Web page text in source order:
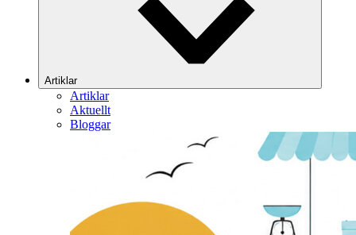
Artiklar
Artiklar
Aktuellt
Bloggar